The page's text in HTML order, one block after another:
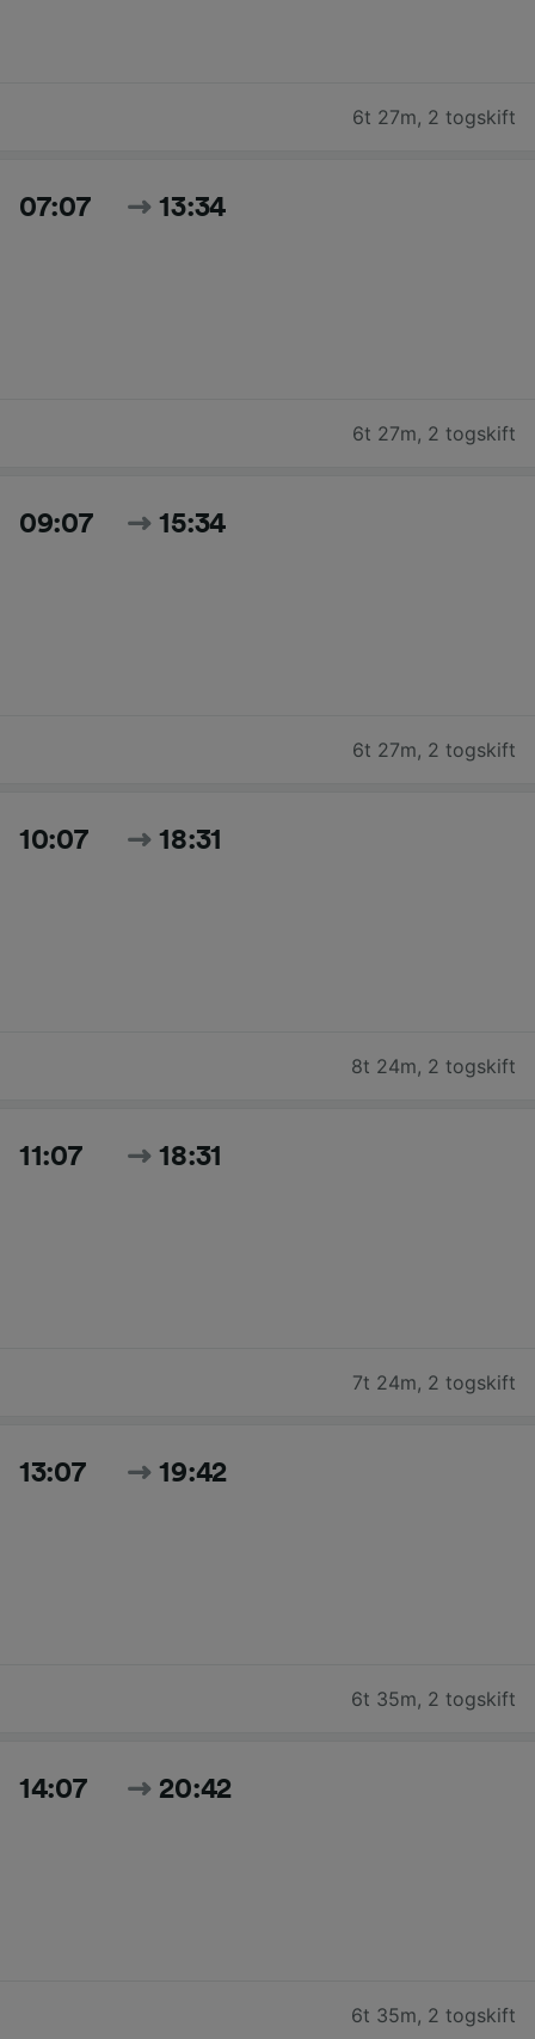
6t 27m, 2 togskift
07:07 13:34
6t 27m, 2 togskift
09:07 15:34
6t 27m, 2 togskift
10:07 18:31
8t 24m, 2 togskift
11:07 18:31
7t 24m, 2 togskift
13:07 19:42
6t 35m, 2 togskift
14:07 20:42
6t 35m, 2 togskift